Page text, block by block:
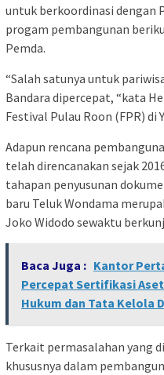
untuk berkoordinasi dengan
progam pembangunan
Pemda.
“Salah satunya untuk
Bandara dipercepat, “kata
Festival Pulau Roon (FPR) di
Adapun rencana
telah direncanakan sejak
tahapan penyusunan
baru Teluk Wondama
Joko Widodo sewaktu
Baca Juga : Kantor
Percepat Sertifikasi
Hukum dan Tata Kelola
Terkait permasalahan yang
khususnya dalam